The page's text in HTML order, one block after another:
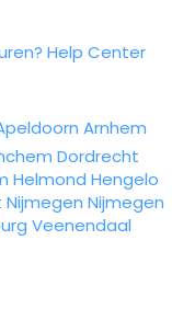
Help Center
Arnhem
Dordrecht
Helmond Hengelo
Nijmegen Nijmegen
Veenendaal